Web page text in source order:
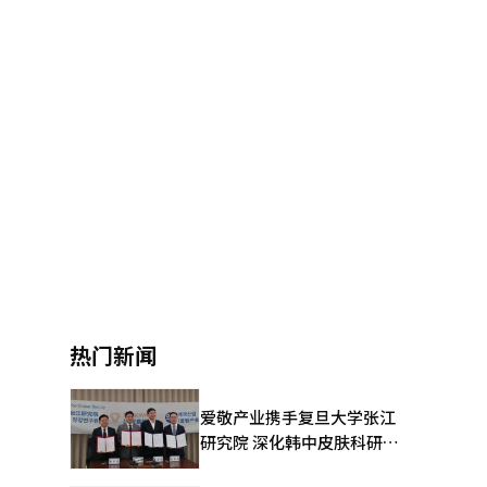
热门新闻
爱敬产业携手复旦大学张江
研究院 深化韩中皮肤科研合